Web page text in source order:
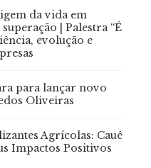
da vida em
| Palestra “É
evolução e
para lançar novo
Oliveiras
Agrícolas: Cauê
Impactos Positivos